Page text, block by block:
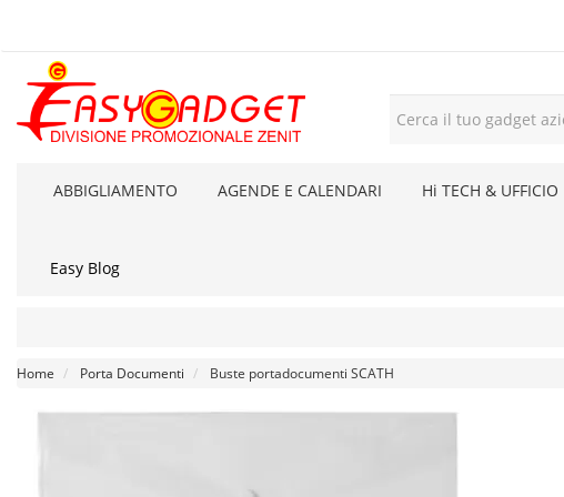
ABBIGLIAMENTO AGENDE E CALENDARI Hi TECH & UFFICIO
Easy Blog
Home Porta Documenti Buste portadocumenti SCATH